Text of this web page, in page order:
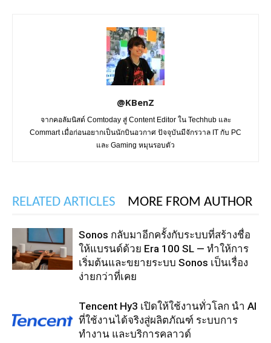
@KBenZ
จากคอลัมนิสต์ Comtoday สู่ Content Editor ใน Techhub และ
Commart เมื่อก่อนอยากเป็นนักบินอวกาศ ปัจจุบันมีจักรวาล IT กับ PC
และ Gaming หมุนรอบตัว
RELATED ARTICLES MORE FROM AUTHOR
Sonos กลับมาอีกครั้งกับระบบที่สร้างชื่อ
ให้แบรนด์ด้วย Era 100 SL — ทำให้การ
เริ่มต้นและขยายระบบ Sonos เป็นเรื่อง
ง่ายกว่าที่เคย
Tencent Hy3 เปิดให้ใช้งานทั่วโลก นำ AI
ที่ใช้งานได้จริงสู่ผลิตภัณฑ์ ระบบการ
ทำงาน และบริการคลาวด์